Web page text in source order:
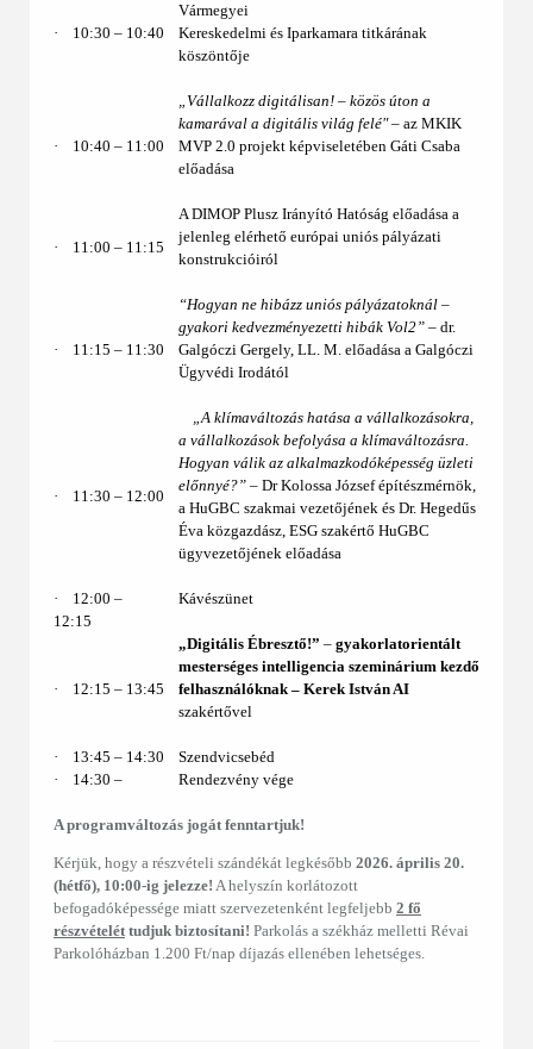
· 10:30 ‒ 10:40
Vármegyei
Kereskedelmi és Iparkamara titkárának
köszöntője
· 10:40 ‒ 11:00
„Vállalkozz digitálisan! – közös úton a
kamarával a digitális világ felé"– az MKIK
MVP 2.0 projekt képviseletében Gáti Csaba
előadása
· 11:00 – 11:15
A DIMOP Plusz Irányító Hatóság előadása a
jelenleg elérhető európai uniós pályázati
konstrukcióiról
· 11:15 – 11:30
“Hogyan ne hibázz uniós pályázatoknál –
gyakori kedvezményezetti hibák Vol2” – dr.
Galgóczi Gergely, LL. M. előadása a Galgóczi
Ügyvédi Irodától
· 11:30 – 12:00
„A klímaváltozás hatása a vállalkozásokra,
a vállalkozások befolyása a klímaváltozásra.
Hogyan válik az alkalmazkodóképesség üzleti
előnnyé?” – Dr Kolossa József építészmérnök,
a HuGBC szakmai vezetőjének és Dr. Hegedűs
Éva közgazdász, ESG szakértő HuGBC
ügyvezetőjének előadása
·
12:00 ‒
12:15
Kávészünet
· 12:15 – 13:45
„Digitális Ébresztő!” – gyakorlatorientált
mesterséges intelligencia szeminárium kezdő
felhasználóknak ‒ Kerek István AI
szakértővel
· 13:45 ‒ 14:30
Szendvicsebéd
·
14:30 ‒ Rendezvény vége
A programváltozás jogát fenntartjuk!
Kérjük, hogy a részvételi szándékát legkésőbb 2026. április 20.
(hétfő), 10:00-ig jelezze! A helyszín korlátozott
befogadóképessége miatt szervezetenként legfeljebb 2 fő
részvételét tudjuk biztosítani! Parkolás a székház melletti Révai
Parkolóházban 1.200 Ft/nap díjazás ellenében lehetséges.